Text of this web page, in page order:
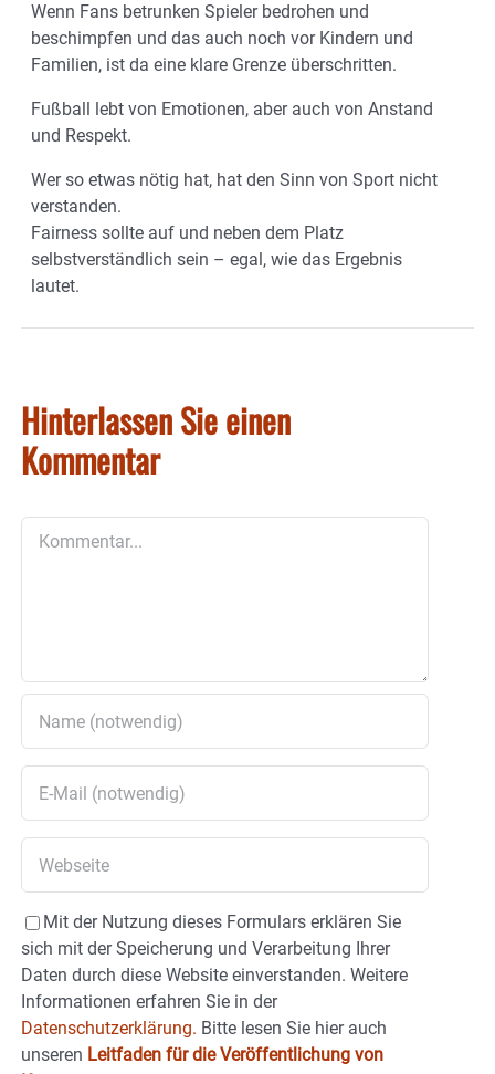
Wenn Fans betrunken Spieler bedrohen und
beschimpfen und das auch noch vor Kindern und
Familien, ist da eine klare Grenze überschritten.
Fußball lebt von Emotionen, aber auch von Anstand
und Respekt.
Wer so etwas nötig hat, hat den Sinn von Sport nicht
verstanden.
Fairness sollte auf und neben dem Platz
selbstverständlich sein – egal, wie das Ergebnis
lautet.
Hinterlassen Sie einen
Kommentar
Mit der Nutzung dieses Formulars erklären Sie
sich mit der Speicherung und Verarbeitung Ihrer
Daten durch diese Website einverstanden. Weitere
Informationen erfahren Sie in der
Datenschutzerklärung. Bitte lesen Sie hier auch
unseren Leitfaden für die Veröffentlichung von